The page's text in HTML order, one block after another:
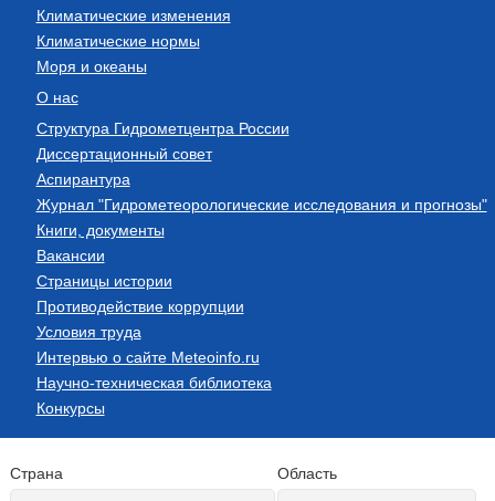
Климатические изменения
Климатические нормы
Моря и океаны
О нас
Структура Гидрометцентра России
Диссертационный совет
Аспирантура
Журнал "Гидрометеорологические исследования и прогнозы"
Книги, документы
Вакансии
Страницы истории
Противодействие коррупции
Условия труда
Интервью о сайте Meteoinfo.ru
Научно-техническая библиотека
Конкурсы
Страна Область